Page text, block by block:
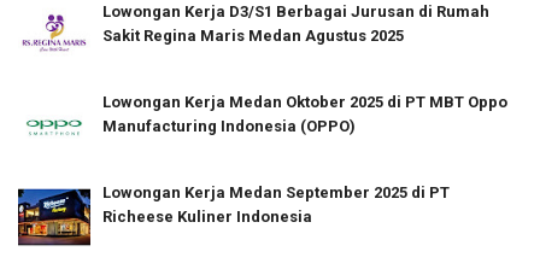
Lowongan Kerja D3/S1 Berbagai Jurusan di Rumah
Sakit Regina Maris Medan Agustus 2025
Lowongan Kerja Medan Oktober 2025 di PT MBT Oppo
Manufacturing Indonesia (OPPO)
Lowongan Kerja Medan September 2025 di PT
Richeese Kuliner Indonesia